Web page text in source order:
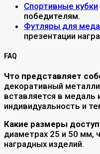
Спортивные кубки
победителям.
Футляры для
презентации
FAQ
Что представляет
декоративный
вставляется в медаль
индивидуальность и
Какие размеры
диаметрах 25 и 50 мм,
наградных изделий.